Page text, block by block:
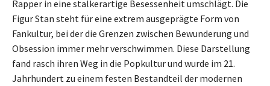
Rapper in eine stalkerartige Besessenheit umschlägt. Die
Figur Stan steht für eine extrem ausgeprägte Form von
Fankultur, bei der die Grenzen zwischen Bewunderung und
Obsession immer mehr verschwimmen. Diese Darstellung
fand rasch ihren Weg in die Popkultur und wurde im 21.
Jahrhundert zu einem festen Bestandteil der modernen